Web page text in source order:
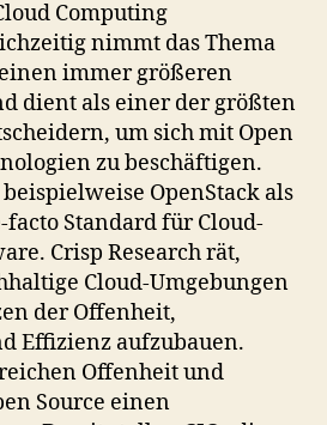
Computing
nimmt das Thema
immer größeren
dient als einer der größten
um sich mit Open
zu beschäftigen.
OpenStack als
Standard für Cloud-
Crisp Research rät,
Cloud-Umgebungen
der Offenheit,
Effizienz aufzubauen.
Offenheit und
Source einen